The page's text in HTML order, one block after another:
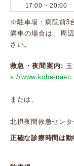
17:00 ~ 20:00
※駐車場：病院前3
満車の場合は、周
さい。
救急・夜間案内:
s://www.kobe-
または、
北摂夜間救急センタ
正確な診療時間は動